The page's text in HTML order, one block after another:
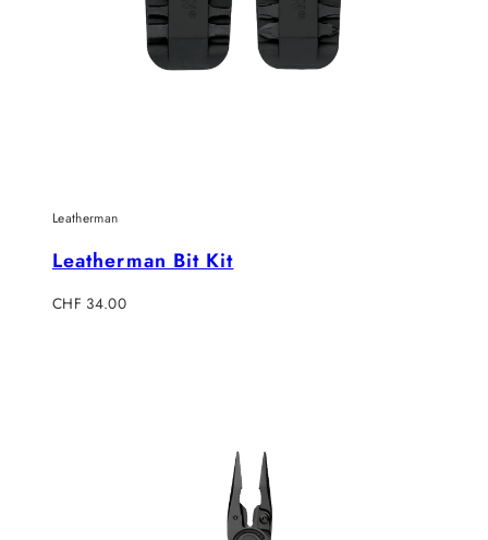
Leatherman
Leatherman Bit Kit
Regulärer
CHF 34.00